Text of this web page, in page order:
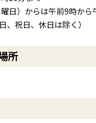
日）からは午前9時から
、祝日、休日は除く）
所